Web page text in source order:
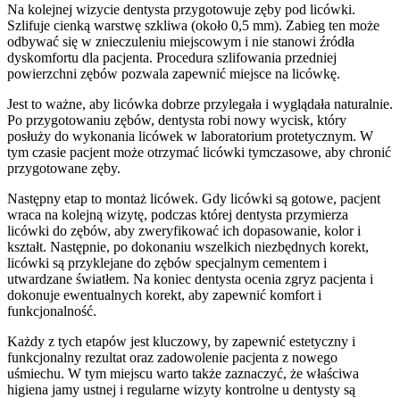
Na kolejnej wizycie dentysta przygotowuje zęby pod licówki.
Szlifuje cienką warstwę szkliwa (około 0,5 mm). Zabieg ten może
odbywać się w znieczuleniu miejscowym i nie stanowi źródła
dyskomfortu dla pacjenta. Procedura szlifowania przedniej
powierzchni zębów pozwala zapewnić miejsce na licówkę.
Jest to ważne, aby licówka dobrze przylegała i wyglądała naturalnie.
Po przygotowaniu zębów, dentysta robi nowy wycisk, który
posłuży do wykonania licówek w laboratorium protetycznym. W
tym czasie pacjent może otrzymać licówki tymczasowe, aby chronić
przygotowane zęby.
Następny etap to montaż licówek. Gdy licówki są gotowe, pacjent
wraca na kolejną wizytę, podczas której dentysta przymierza
licówki do zębów, aby zweryfikować ich dopasowanie, kolor i
kształt. Następnie, po dokonaniu wszelkich niezbędnych korekt,
licówki są przyklejane do zębów specjalnym cementem i
utwardzane światłem. Na koniec dentysta ocenia zgryz pacjenta i
dokonuje ewentualnych korekt, aby zapewnić komfort i
funkcjonalność.
Każdy z tych etapów jest kluczowy, by zapewnić estetyczny i
funkcjonalny rezultat oraz zadowolenie pacjenta z nowego
uśmiechu. W tym miejscu warto także zaznaczyć, że właściwa
higiena jamy ustnej i regularne wizyty kontrolne u dentysty są